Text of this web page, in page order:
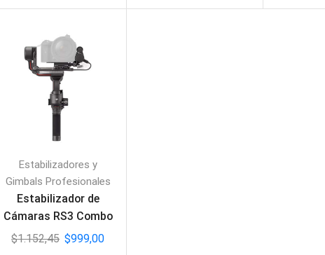
Estabilizadores y
Gimbals Profesionales
Estabilizador de
Cámaras RS3 Combo
DJI
$1.152,45 $999,00